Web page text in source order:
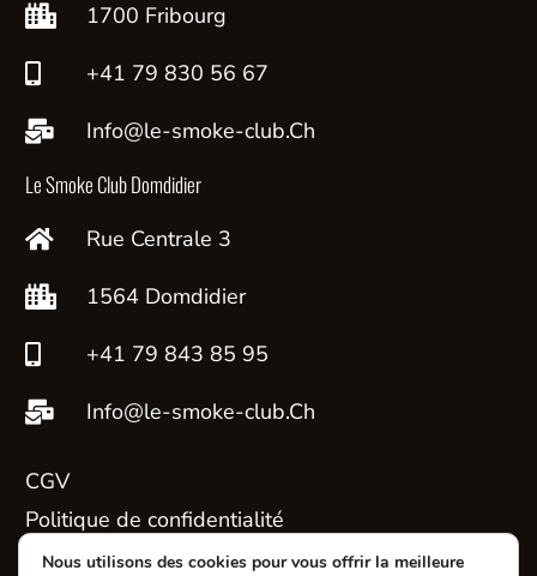
1700 Fribourg
+41 79 830 56 67
Info@le-smoke-club.Ch
Le Smoke Club Domdidier
Rue Centrale 3
1564 Domdidier
+41 79 843 85 95
Info@le-smoke-club.Ch
CGV
Politique de confidentialité
Contact
Nous utilisons des cookies pour vous offrir la meilleure